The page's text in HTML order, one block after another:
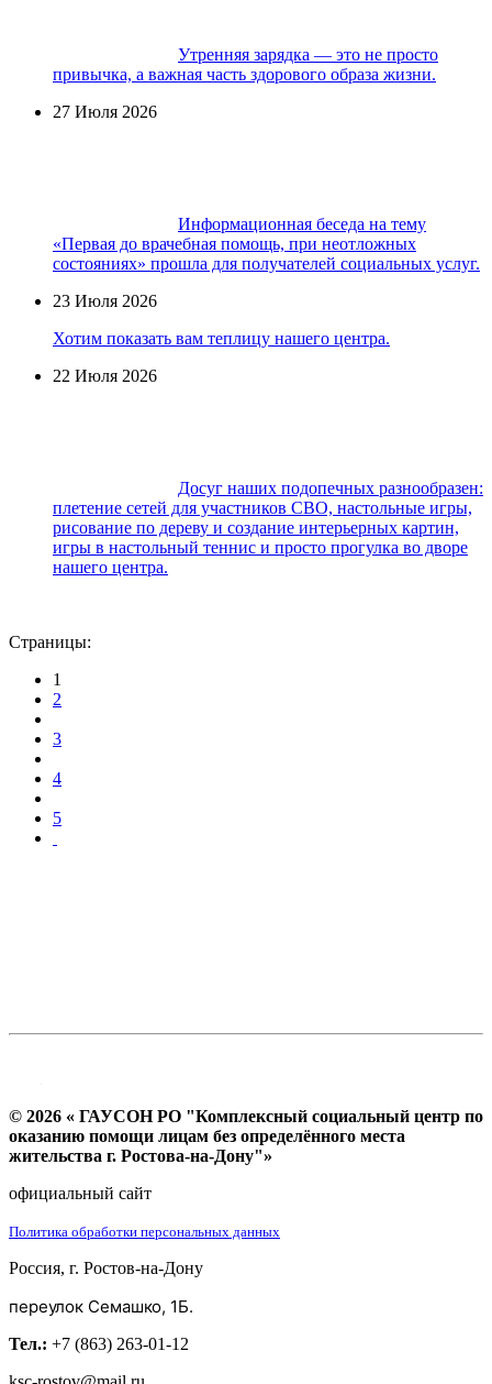
Утренняя зарядка — это не просто
привычка, а важная часть здорового образа жизни.
27 Июля 2026
Информационная беседа на тему
«Первая до врачебная помощь, при неотложных
состояниях» прошла для получателей социальных услуг.
23 Июля 2026
Хотим показать вам теплицу нашего центра.
22 Июля 2026
Досуг наших подопечных разнообразен:
плетение сетей для участников СВО, настольные игры,
рисование по дереву и создание интерьерных картин,
игры в настольный теннис и просто прогулка во дворе
нашего центра.
Страницы:
1
2
3
4
5
© 2026 « ГАУСОН РО "Комплексный социальный центр по
оказанию помощи лицам без определённого места
жительства г. Ростова-на-Дону"»
официальный сайт
Политика обработки персональных данных
Россия, г. Ростов-на-Дону
переулок Семашко, 1Б.
Тел.: +7 (863) 263-01-12